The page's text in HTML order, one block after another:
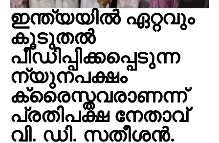
ഇന്ത്യയില്‍ ഏറ്റവും
കൂടുതല്‍
പീഡിപ്പിക്കപ്പെടുന്ന
ന്യുനപക്ഷം
ക്രൈസ്തവരാണന്ന്
പ്രതിപക്ഷ നേതാവ്
വി. ഡി. സതീശന്‍.